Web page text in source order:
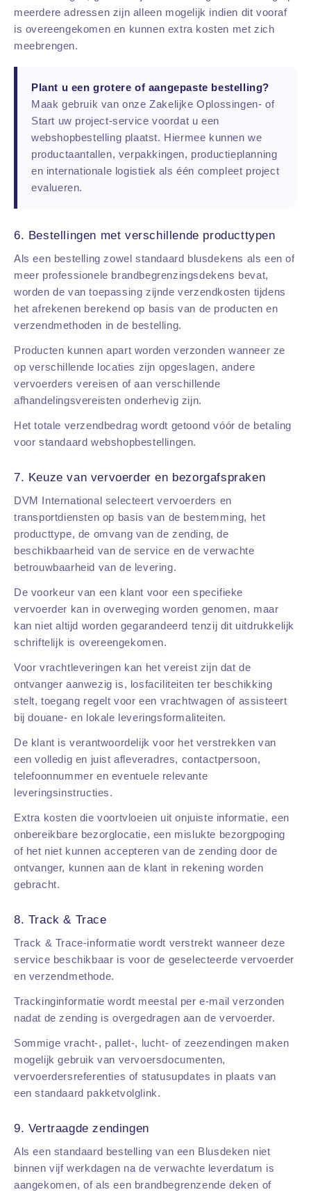
meerdere adressen zijn alleen mogelijk indien dit vooraf
is overeengekomen en kunnen extra kosten met zich
meebrengen.
Plant u een grotere of aangepaste bestelling?
Maak gebruik van onze Zakelijke Oplossingen- of
Start uw project-service voordat u een
webshopbestelling plaatst. Hiermee kunnen we
productaantallen, verpakkingen, productieplanning
en internationale logistiek als één compleet project
evalueren.
6. Bestellingen met verschillende producttypen
Als een bestelling zowel standaard blusdekens als een of
meer professionele brandbegrenzingsdekens bevat,
worden de van toepassing zijnde verzendkosten tijdens
het afrekenen berekend op basis van de producten en
verzendmethoden in de bestelling.
Producten kunnen apart worden verzonden wanneer ze
op verschillende locaties zijn opgeslagen, andere
vervoerders vereisen of aan verschillende
afhandelingsvereisten onderhevig zijn.
Het totale verzendbedrag wordt getoond vóór de betaling
voor standaard webshopbestellingen.
7. Keuze van vervoerder en bezorgafspraken
DVM International selecteert vervoerders en
transportdiensten op basis van de bestemming, het
producttype, de omvang van de zending, de
beschikbaarheid van de service en de verwachte
betrouwbaarheid van de levering.
De voorkeur van een klant voor een specifieke
vervoerder kan in overweging worden genomen, maar
kan niet altijd worden gegarandeerd tenzij dit uitdrukkelijk
schriftelijk is overeengekomen.
Voor vrachtleveringen kan het vereist zijn dat de
ontvanger aanwezig is, losfaciliteiten ter beschikking
stelt, toegang regelt voor een vrachtwagen of assisteert
bij douane- en lokale leveringsformaliteiten.
De klant is verantwoordelijk voor het verstrekken van
een volledig en juist afleveradres, contactpersoon,
telefoonnummer en eventuele relevante
leveringsinstructies.
Extra kosten die voortvloeien uit onjuiste informatie, een
onbereikbare bezorglocatie, een mislukte bezorgpoging
of het niet kunnen accepteren van de zending door de
ontvanger, kunnen aan de klant in rekening worden
gebracht.
8. Track & Trace
Track & Trace-informatie wordt verstrekt wanneer deze
service beschikbaar is voor de geselecteerde vervoerder
en verzendmethode.
Trackinginformatie wordt meestal per e-mail verzonden
nadat de zending is overgedragen aan de vervoerder.
Sommige vracht-, pallet-, lucht- of zeezendingen maken
mogelijk gebruik van vervoersdocumenten,
vervoerdersreferenties of statusupdates in plaats van
een standaard pakketvolglink.
9. Vertraagde zendingen
Als een standaard bestelling van een Blusdeken niet
binnen vijf werkdagen na de verwachte leverdatum is
aangekomen, of als een brandbegrenzende deken of